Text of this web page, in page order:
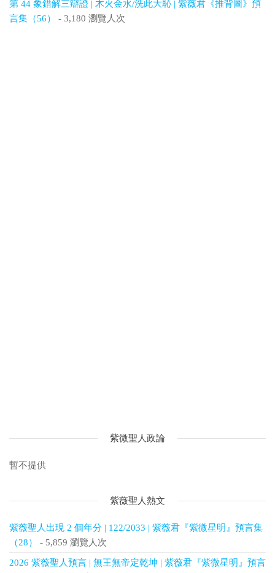
第 44 象錯解三辯證 | 木火金水/洗此大恥 | 紫薇君《推背圖》預
言集（56）
- 3,180 瀏覽人次
紫微聖人政論
暫不提供
紫薇聖人熱文
紫薇聖人出現 2 個年分 | 122/2033 | 紫薇君『紫微星明』預言集
（28）
- 5,859 瀏覽人次
2026 紫薇聖人預言 | 無王無帝定乾坤 | 紫薇君『紫微星明』預言